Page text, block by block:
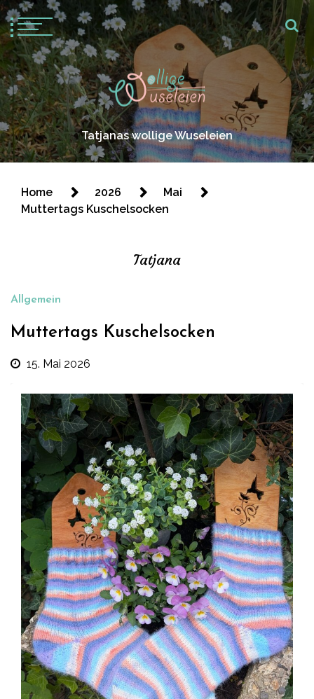
Tatjanas wollige Wuseleien
Home 2026
Mai
Muttertags Kuschelsocken
Tatjana
Allgemein
Muttertags Kuschelsocken
15. Mai 2026